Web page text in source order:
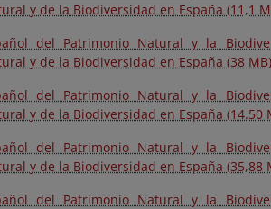
y de la Biodiversidad en España (11,1
del Patrimonio Natural y la
y de la Biodiversidad en España (38 MB)
del Patrimonio Natural y la
y de la Biodiversidad en España (14.50
del Patrimonio Natural y la
y de la Biodiversidad en España (35,88
del Patrimonio Natural y la